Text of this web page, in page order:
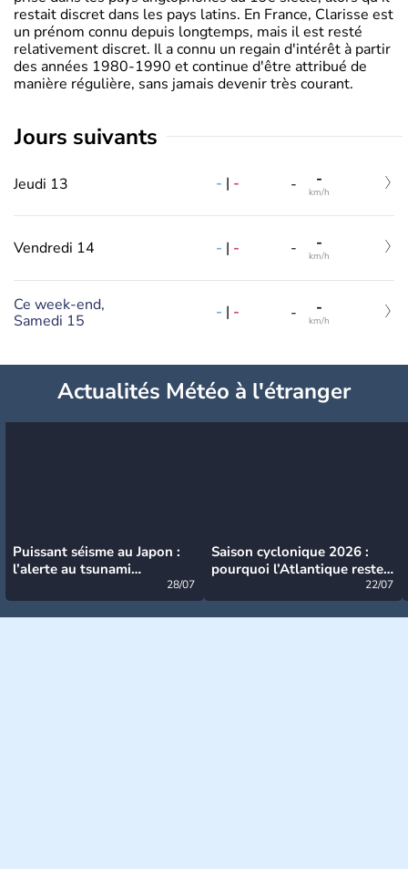
restait discret dans les pays latins. En France, Clarisse est
un prénom connu depuis longtemps, mais il est resté
relativement discret. Il a connu un regain d'intérêt à partir
des années 1980-1990 et continue d'être attribué de
manière régulière, sans jamais devenir très courant.
jours suivants
Jeudi 13 - | - - -
km/h
Vendredi 14 - | - - -
km/h
Ce week-end,
Samedi 15
- | - - -
km/h
Actualités Météo à l'étranger
Puissant séisme au Japon :
l’alerte au tsunami
28/07
Saison cyclonique 2026 :
pourquoi l’Atlantique reste
22/07